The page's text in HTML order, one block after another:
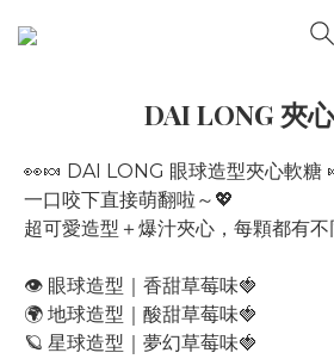
DAI LONG 夾
👀🍬 DAI LONG 眼球造型夾心軟糖
一口咬下直接萌翻啦～💖
超可愛造型＋爆汁夾心，每顆都有
👁️ 眼球造型｜香甜草莓味🍓
🌍 地球造型｜酸甜草莓味🍓
🪐 星球造型｜夢幻草莓味🍓